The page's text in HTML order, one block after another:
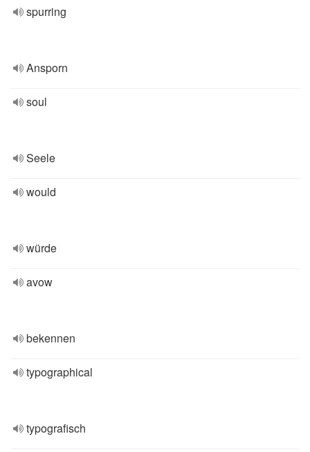
spurring
Ansporn
soul
Seele
would
würde
avow
bekennen
typographical
typografisch